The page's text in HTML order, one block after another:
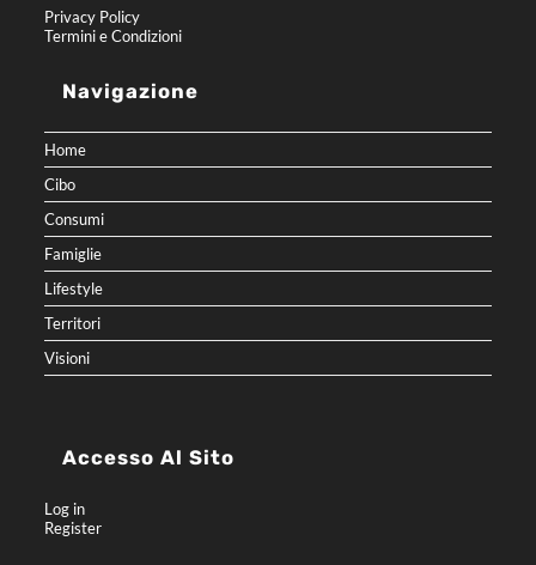
Privacy Policy
Termini e Condizioni
Navigazione
Home
Cibo
Consumi
Famiglie
Lifestyle
Territori
Visioni
Accesso Al Sito
Log in
Register